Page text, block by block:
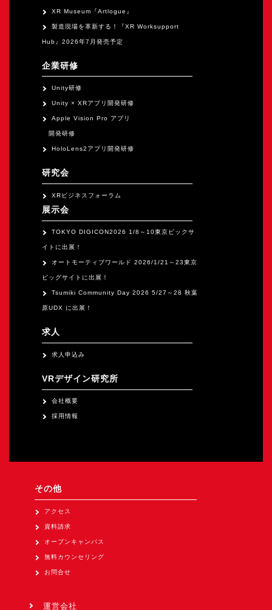
XR Museum『Artlogue』
製造現場を革新する！『XR Worksupport
Hub』2026年7月発売予定
企業研修
Unity研修
Unity × XRアプリ開発研修
Apple Vision Pro アプリ
開発研修
HoloLens2アプリ開発研修
研究会
XRビジネスフォーラム
展示会
TOKYO DIGICON2026 1/8～10東京ビックサ
イトに出展！
オートモーティブワールド 2026/1/21～23東京
ビッグサイトに出展！
Tsumiki Community Day 2026 5/27～28 秋葉
原UDX に出展！
求人
求人申込み
VRデザイン研究所
会社概要
採用情報
その他
アクセス
資料請求
オープンキャンパス
無料カウンセリング
お問合せ
運営会社